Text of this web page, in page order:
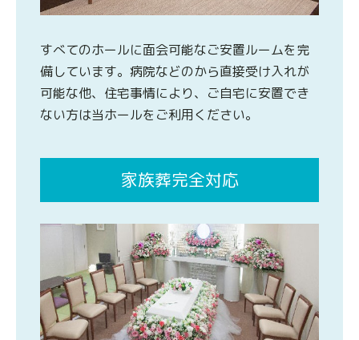
すべてのホールに面会可能なご安置ルームを完
備しています。病院などのから直接受け入れが
可能な他、住宅事情により、ご自宅に安置でき
ない方は当ホールをご利用ください。
家族葬完全対応